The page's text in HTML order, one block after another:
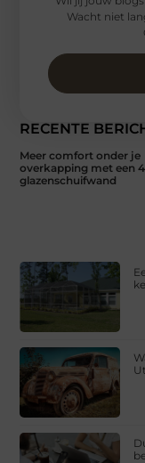
RECENTE
Meer comfort onder je
overkapping met een
glazenschuifwand
Wacht niet